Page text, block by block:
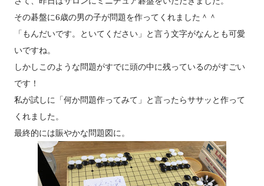
その碁盤に6歳の男の子が問題を作ってくれました＾＾
「もんだいです。といてください」と言う文字がなんとも可愛
いですね。
しかしこのような問題がすでに頭の中に残っているのがすごい
です！
私が試しに「何か問題作ってみて」と言ったらササッと作って
くれました。
最終的には賑やかな問題図に。